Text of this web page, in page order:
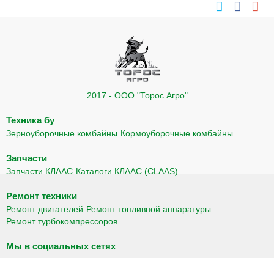
2017 - ООО "Торос Агро"
Техника бу
Зерноуборочные комбайны Кормоуборочные комбайны
Запчасти
Запчасти КЛААС Каталоги КЛААС (CLAAS)
Ремонт техники
Ремонт двигателей Ремонт топливной аппаратуры
Ремонт турбокомпрессоров
Мы в социальных сетях